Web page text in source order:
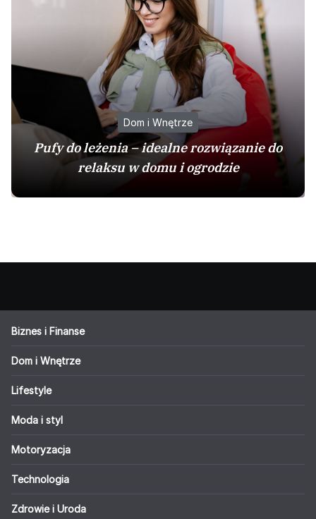
Dom i Wnętrze
Pufy do leżenia – idealne rozwiązanie do
relaksu w domu i ogrodzie
Biznes i Finanse
Dom i Wnętrze
Lifestyle
Moda i styl
Motoryzacja
Technologia
Zdrowie i Uroda